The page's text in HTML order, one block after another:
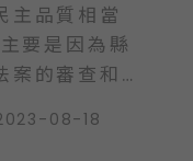
主品質相當
要是因為縣
案的審查和
在議員監
08-18